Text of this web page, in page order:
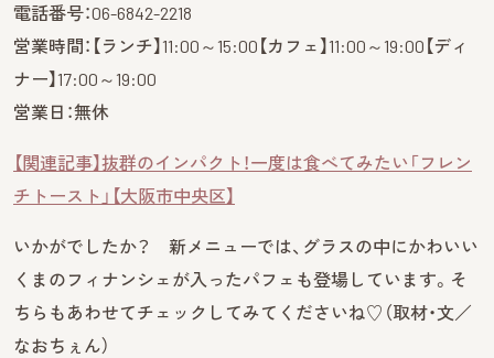
電話番号：06-6842-2218
営業時間：【ランチ】11:00～15:00【カフェ】11:00～19:00【ディ
ナー】17:00～19:00
営業日：無休
【関連記事】抜群のインパクト！一度は食べてみたい「フレン
チトースト」【大阪市中央区】
いかがでしたか？ 新メニューでは、グラスの中にかわいい
くまのフィナンシェが入ったパフェも登場しています。そ
ちらもあわせてチェックしてみてくださいね♡（取材・文／
なおちぇん）